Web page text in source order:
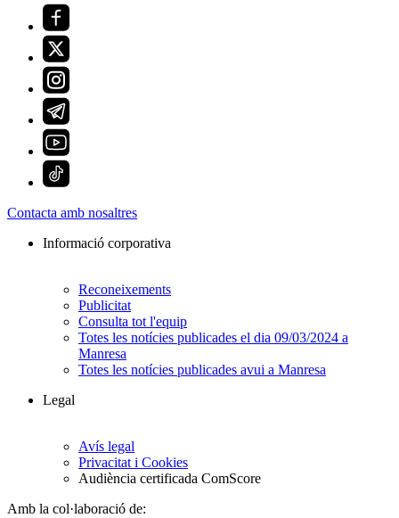
Contacta amb nosaltres
Informació corporativa
Reconeixements
Publicitat
Consulta tot l'equip
Totes les notícies publicades el dia 09/03/2024 a
Manresa
Totes les notícies publicades avui a Manresa
Legal
Avís legal
Privacitat i Cookies
Audiència certificada ComScore
Amb la col·laboració de: